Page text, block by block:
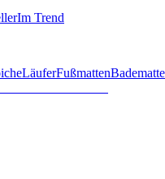
Im Trend
LäuferFußmatten